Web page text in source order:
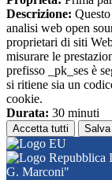
Descrizione:
analisi web open
proprietari di siti
misurare le
prefisso _pk_ses è
si ritiene sia un
cookie.
Durata: 30 minuti
Accetta tutti
G. Marconi"